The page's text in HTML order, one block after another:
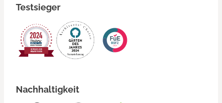
Testsieger
Nachhaltigkeit